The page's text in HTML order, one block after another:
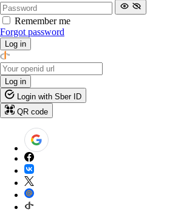
Remember me
Forgot password
Log in
Log in
Login with Sber ID
QR code